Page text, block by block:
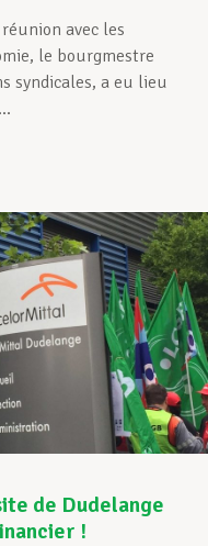
avec les
le bourgmestre
syndicales, a eu lieu
de Dudelange
!